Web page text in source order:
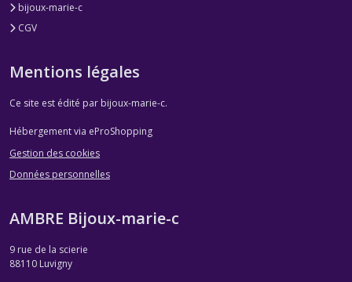
bijoux-marie-c
CGV
Mentions légales
Ce site est édité par bijoux-marie-c.
Hébergement via eProShopping
Gestion des cookies
Données personnelles
AMBRE Bijoux-marie-c
9 rue de la scierie
88110 Luvigny